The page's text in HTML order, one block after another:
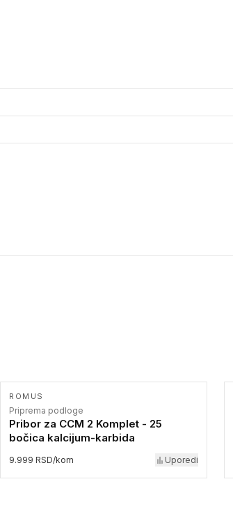
ROMUS
Priprema podloge
Pribor za CCM 2 Komplet - 25
bočica kalcijum-karbida
9.999 RSD/kom Uporedi